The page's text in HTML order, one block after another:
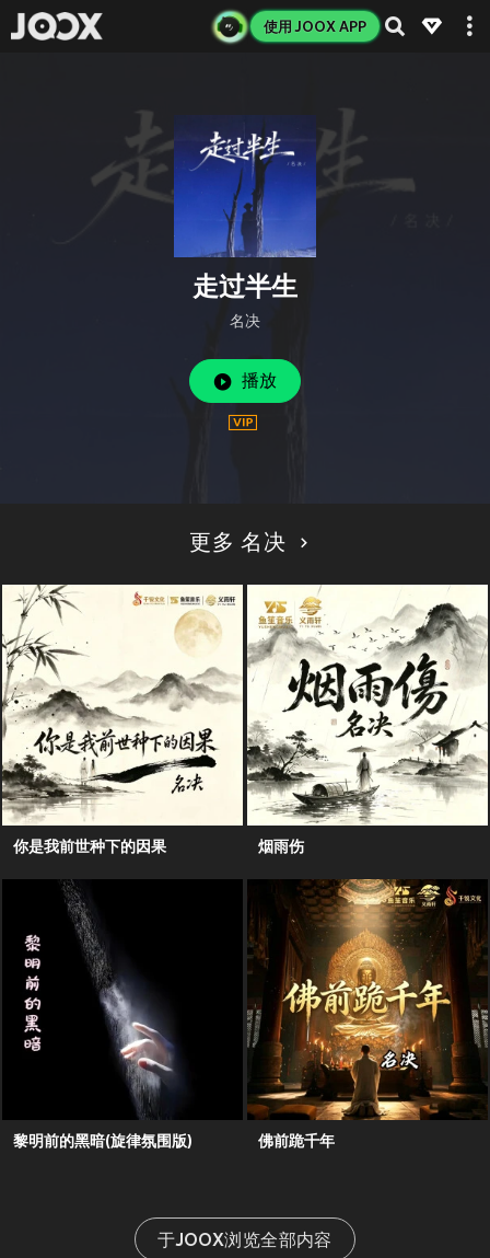
使用 JOOX APP
走过半生
名决
播放
更多 名决
你是我前世种下的因果 烟雨伤
黎明前的黑暗(旋律氛围版) 佛前跪千年
于JOOX浏览全部内容